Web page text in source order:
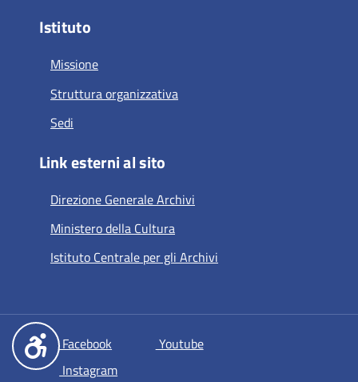
Istituto
Missione
Struttura organizzativa
Sedi
Link esterni al sito
Direzione Generale Archivi
Ministero della Cultura
Istituto Centrale per gli Archivi
Facebook si apre in una nuova scheda
Youtubesi apre in una nuova scheda
Instagramsi apre in una nuova scheda